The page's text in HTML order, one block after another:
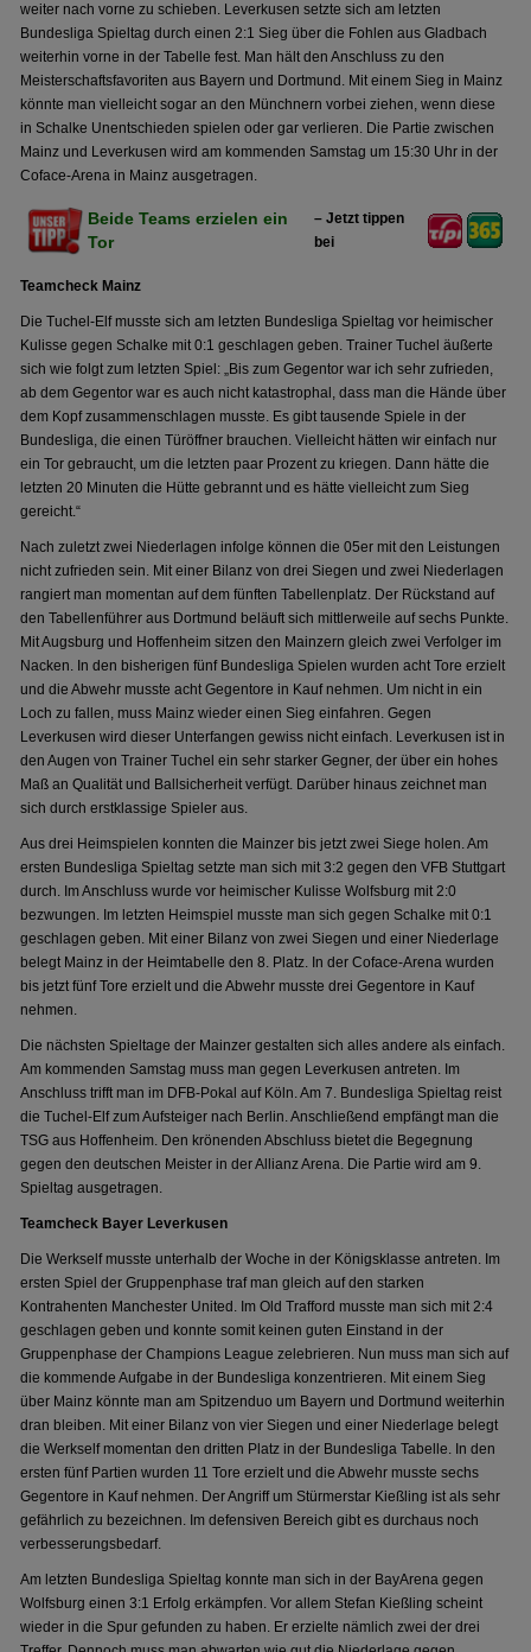
weiter nach vorne zu schieben. Leverkusen setzte sich am letzten
Bundesliga Spieltag durch einen 2:1 Sieg über die Fohlen aus Gladbach
weiterhin vorne in der Tabelle fest. Man hält den Anschluss zu den
Meisterschaftsfavoriten aus Bayern und Dortmund. Mit einem Sieg in Mainz
könnte man vielleicht sogar an den Münchnern vorbei ziehen, wenn diese
in Schalke Unentschieden spielen oder gar verlieren. Die Partie zwischen
Mainz und Leverkusen wird am kommenden Samstag um 15:30 Uhr in der
Coface-Arena in Mainz ausgetragen.
Beide Teams erzielen ein
Tor
– Jetzt tippen
bei
Teamcheck Mainz
Die Tuchel-Elf musste sich am letzten Bundesliga Spieltag vor heimischer
Kulisse gegen Schalke mit 0:1 geschlagen geben. Trainer Tuchel äußerte
sich wie folgt zum letzten Spiel: „Bis zum Gegentor war ich sehr zufrieden,
ab dem Gegentor war es auch nicht katastrophal, dass man die Hände über
dem Kopf zusammenschlagen musste. Es gibt tausende Spiele in der
Bundesliga, die einen Türöffner brauchen. Vielleicht hätten wir einfach nur
ein Tor gebraucht, um die letzten paar Prozent zu kriegen. Dann hätte die
letzten 20 Minuten die Hütte gebrannt und es hätte vielleicht zum Sieg
gereicht.“
Nach zuletzt zwei Niederlagen infolge können die 05er mit den Leistungen
nicht zufrieden sein. Mit einer Bilanz von drei Siegen und zwei Niederlagen
rangiert man momentan auf dem fünften Tabellenplatz. Der Rückstand auf
den Tabellenführer aus Dortmund beläuft sich mittlerweile auf sechs Punkte.
Mit Augsburg und Hoffenheim sitzen den Mainzern gleich zwei Verfolger im
Nacken. In den bisherigen fünf Bundesliga Spielen wurden acht Tore erzielt
und die Abwehr musste acht Gegentore in Kauf nehmen. Um nicht in ein
Loch zu fallen, muss Mainz wieder einen Sieg einfahren. Gegen
Leverkusen wird dieser Unterfangen gewiss nicht einfach. Leverkusen ist in
den Augen von Trainer Tuchel ein sehr starker Gegner, der über ein hohes
Maß an Qualität und Ballsicherheit verfügt. Darüber hinaus zeichnet man
sich durch erstklassige Spieler aus.
Aus drei Heimspielen konnten die Mainzer bis jetzt zwei Siege holen. Am
ersten Bundesliga Spieltag setzte man sich mit 3:2 gegen den VFB Stuttgart
durch. Im Anschluss wurde vor heimischer Kulisse Wolfsburg mit 2:0
bezwungen. Im letzten Heimspiel musste man sich gegen Schalke mit 0:1
geschlagen geben. Mit einer Bilanz von zwei Siegen und einer Niederlage
belegt Mainz in der Heimtabelle den 8. Platz. In der Coface-Arena wurden
bis jetzt fünf Tore erzielt und die Abwehr musste drei Gegentore in Kauf
nehmen.
Die nächsten Spieltage der Mainzer gestalten sich alles andere als einfach.
Am kommenden Samstag muss man gegen Leverkusen antreten. Im
Anschluss trifft man im DFB-Pokal auf Köln. Am 7. Bundesliga Spieltag reist
die Tuchel-Elf zum Aufsteiger nach Berlin. Anschließend empfängt man die
TSG aus Hoffenheim. Den krönenden Abschluss bietet die Begegnung
gegen den deutschen Meister in der Allianz Arena. Die Partie wird am 9.
Spieltag ausgetragen.
Teamcheck Bayer Leverkusen
Die Werkself musste unterhalb der Woche in der Königsklasse antreten. Im
ersten Spiel der Gruppenphase traf man gleich auf den starken
Kontrahenten Manchester United. Im Old Trafford musste man sich mit 2:4
geschlagen geben und konnte somit keinen guten Einstand in der
Gruppenphase der Champions League zelebrieren. Nun muss man sich auf
die kommende Aufgabe in der Bundesliga konzentrieren. Mit einem Sieg
über Mainz könnte man am Spitzenduo um Bayern und Dortmund weiterhin
dran bleiben. Mit einer Bilanz von vier Siegen und einer Niederlage belegt
die Werkself momentan den dritten Platz in der Bundesliga Tabelle. In den
ersten fünf Partien wurden 11 Tore erzielt und die Abwehr musste sechs
Gegentore in Kauf nehmen. Der Angriff um Stürmerstar Kießling ist als sehr
gefährlich zu bezeichnen. Im defensiven Bereich gibt es durchaus noch
verbesserungsbedarf.
Am letzten Bundesliga Spieltag konnte man sich in der BayArena gegen
Wolfsburg einen 3:1 Erfolg erkämpfen. Vor allem Stefan Kießling scheint
wieder in die Spur gefunden zu haben. Er erzielte nämlich zwei der drei